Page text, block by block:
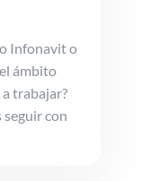
Infonavit o
ámbito
trabajar?
con